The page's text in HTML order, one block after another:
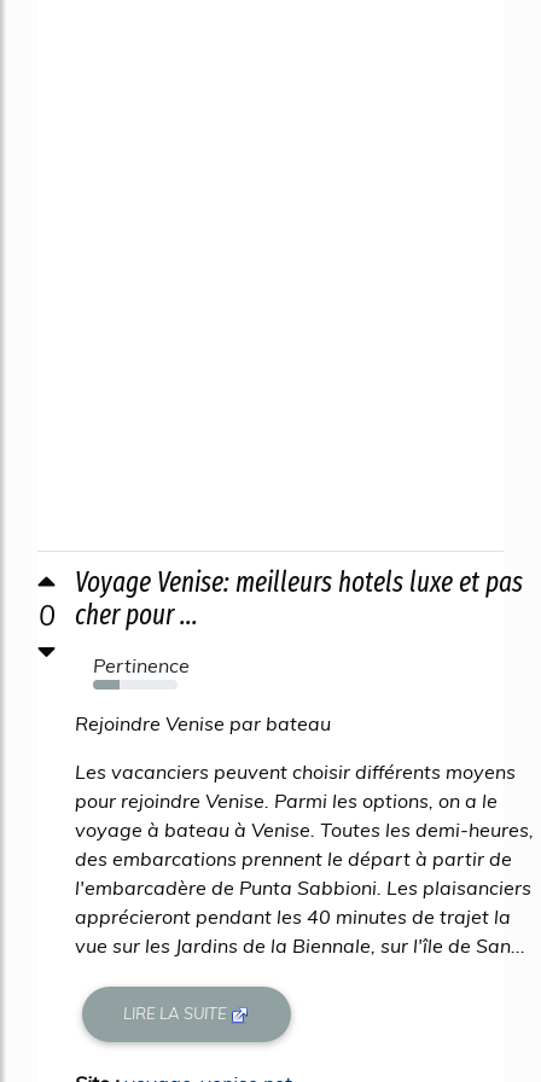
0
Voyage Venise: meilleurs hotels luxe et pas
cher pour ...
Pertinence
31%
Rejoindre Venise par bateau
Les vacanciers peuvent choisir différents moyens
pour rejoindre Venise. Parmi les options, on a le
voyage à bateau à Venise. Toutes les demi-heures,
des embarcations prennent le départ à partir de
l'embarcadère de Punta Sabbioni. Les plaisanciers
apprécieront pendant les 40 minutes de trajet la
vue sur les Jardins de la Biennale, sur l'île de San...
LIRE LA SUITE